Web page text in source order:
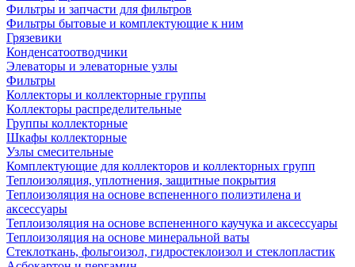
Фильтры и запчасти для фильтров
Фильтры бытовые и комплектующие к ним
Грязевики
Конденсатоотводчики
Элеваторы и элеваторные узлы
Фильтры
Коллекторы и коллекторные группы
Коллекторы распределительные
Группы коллекторные
Шкафы коллекторные
Узлы смесительные
Комплектующие для коллекторов и коллекторных групп
Теплоизоляция, уплотнения, защитные покрытия
Теплоизоляция на основе вспененного полиэтилена и
аксессуары
Теплоизоляция на основе вспененного каучука и аксессуары
Теплоизоляция на основе минеральной ваты
Стеклоткань, фольгоизол, гидростеклоизол и стеклопластик